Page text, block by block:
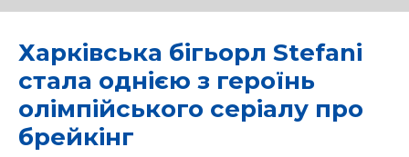
Харківська бігьорл Stefani
стала однією з героїнь
олімпійського серіалу про
брейкінг